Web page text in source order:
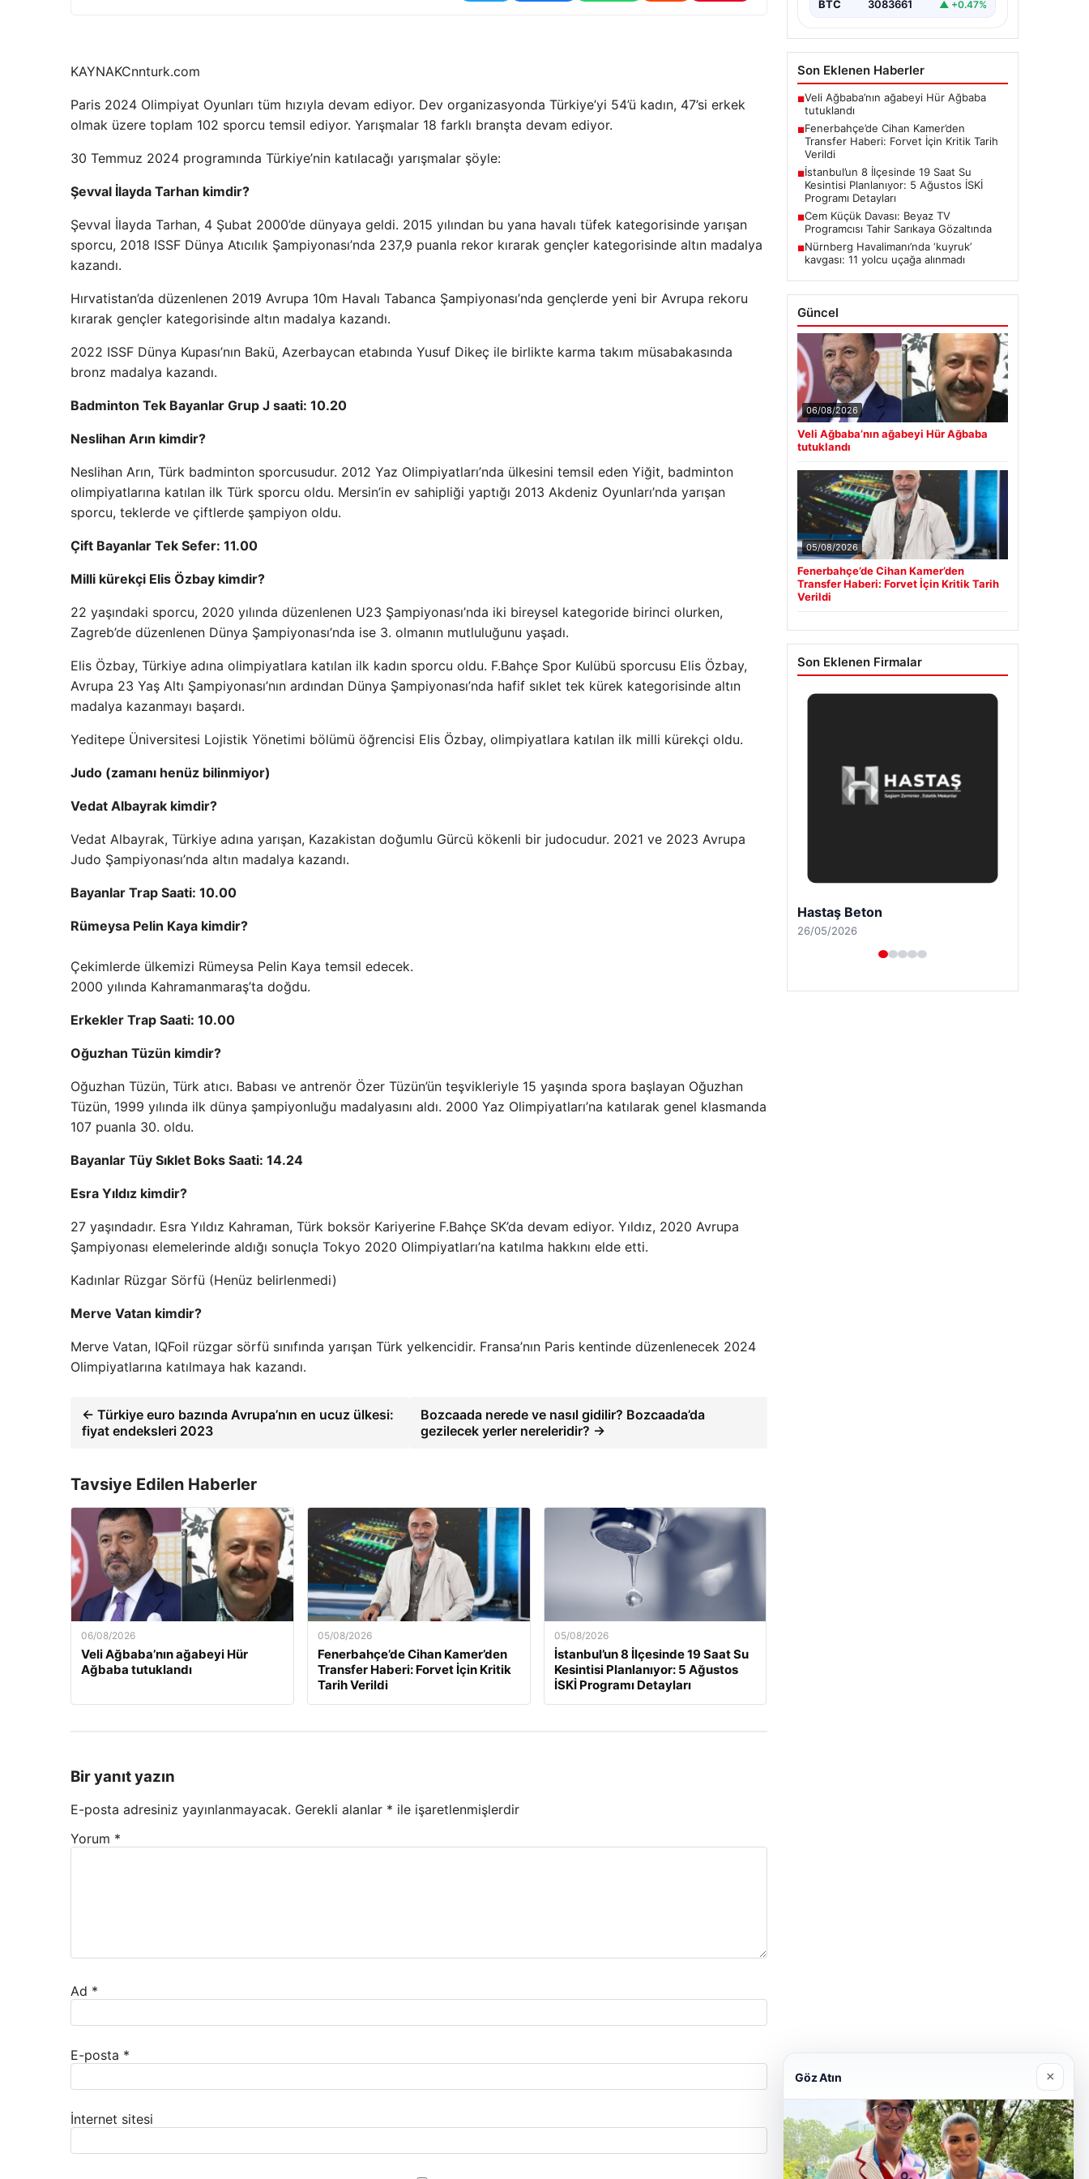
KAYNAKCnnturk.com
Paris 2024 Olimpiyat Oyunları tüm hızıyla devam ediyor. Dev organizasyonda Türkiye’yi 54’ü kadın, 47’si erkek
olmak üzere toplam 102 sporcu temsil ediyor. Yarışmalar 18 farklı branşta devam ediyor.
30 Temmuz 2024 programında Türkiye’nin katılacağı yarışmalar şöyle:
Şevval İlayda Tarhan kimdir?
Şevval İlayda Tarhan, 4 Şubat 2000’de dünyaya geldi. 2015 yılından bu yana havalı tüfek kategorisinde yarışan
sporcu, 2018 ISSF Dünya Atıcılık Şampiyonası’nda 237,9 puanla rekor kırarak gençler kategorisinde altın madalya
kazandı.
Hırvatistan’da düzenlenen 2019 Avrupa 10m Havalı Tabanca Şampiyonası’nda gençlerde yeni bir Avrupa rekoru
kırarak gençler kategorisinde altın madalya kazandı.
2022 ISSF Dünya Kupası’nın Bakü, Azerbaycan etabında Yusuf Dikeç ile birlikte karma takım müsabakasında
bronz madalya kazandı.
Badminton Tek Bayanlar Grup J saati: 10.20
Neslihan Arın kimdir?
Neslihan Arın, Türk badminton sporcusudur. 2012 Yaz Olimpiyatları’nda ülkesini temsil eden Yiğit, badminton
olimpiyatlarına katılan ilk Türk sporcu oldu. Mersin’in ev sahipliği yaptığı 2013 Akdeniz Oyunları’nda yarışan
sporcu, teklerde ve çiftlerde şampiyon oldu.
Çift Bayanlar Tek Sefer: 11.00
Milli kürekçi Elis Özbay kimdir?
22 yaşındaki sporcu, 2020 yılında düzenlenen U23 Şampiyonası’nda iki bireysel kategoride birinci olurken,
Zagreb’de düzenlenen Dünya Şampiyonası’nda ise 3. olmanın mutluluğunu yaşadı.
Elis Özbay, Türkiye adına olimpiyatlara katılan ilk kadın sporcu oldu. F.Bahçe Spor Kulübü sporcusu Elis Özbay,
Avrupa 23 Yaş Altı Şampiyonası’nın ardından Dünya Şampiyonası’nda hafif sıklet tek kürek kategorisinde altın
madalya kazanmayı başardı.
Yeditepe Üniversitesi Lojistik Yönetimi bölümü öğrencisi Elis Özbay, olimpiyatlara katılan ilk milli kürekçi oldu.
Judo (zamanı henüz bilinmiyor)
Vedat Albayrak kimdir?
Vedat Albayrak, Türkiye adına yarışan, Kazakistan doğumlu Gürcü kökenli bir judocudur. 2021 ve 2023 Avrupa
Judo Şampiyonası’nda altın madalya kazandı.
Bayanlar Trap Saati: 10.00
Rümeysa Pelin Kaya kimdir?
Çekimlerde ülkemizi Rümeysa Pelin Kaya temsil edecek.
2000 yılında Kahramanmaraş’ta doğdu.
Erkekler Trap Saati: 10.00
Oğuzhan Tüzün kimdir?
Oğuzhan Tüzün, Türk atıcı. Babası ve antrenör Özer Tüzün’ün teşvikleriyle 15 yaşında spora başlayan Oğuzhan
Tüzün, 1999 yılında ilk dünya şampiyonluğu madalyasını aldı. 2000 Yaz Olimpiyatları’na katılarak genel klasmanda
107 puanla 30. oldu.
Bayanlar Tüy Sıklet Boks Saati: 14.24
Esra Yıldız kimdir?
27 yaşındadır. Esra Yıldız Kahraman, Türk boksör Kariyerine F.Bahçe SK’da devam ediyor. Yıldız, 2020 Avrupa
Şampiyonası elemelerinde aldığı sonuçla Tokyo 2020 Olimpiyatları’na katılma hakkını elde etti.
Kadınlar Rüzgar Sörfü (Henüz belirlenmedi)
Merve Vatan kimdir?
Merve Vatan, IQFoil rüzgar sörfü sınıfında yarışan Türk yelkencidir. Fransa’nın Paris kentinde düzenlenecek 2024
Olimpiyatlarına katılmaya hak kazandı.
← Türkiye euro bazında Avrupa’nın en ucuz ülkesi:
fiyat endeksleri 2023
Bozcaada nerede ve nasıl gidilir? Bozcaada’da
gezilecek yerler nereleridir? →
Tavsiye Edilen Haberler
06/08/2026
Veli Ağbaba’nın ağabeyi Hür
Ağbaba tutuklandı
05/08/2026
Fenerbahçe’de Cihan Kamer’den
Transfer Haberi: Forvet İçin Kritik
Tarih Verildi
05/08/2026
İstanbul’un 8 İlçesinde 19 Saat Su
Kesintisi Planlanıyor: 5 Ağustos
İSKİ Programı Detayları
Bir yanıt yazın
E-posta adresiniz yayınlanmayacak. Gerekli alanlar * ile işaretlenmişlerdir
Yorum *
Ad *
E-posta *
İnternet sitesi
BTC 3083661 ▲ +0.47%
Son Eklenen Haberler
■Veli Ağbaba’nın ağabeyi Hür Ağbaba
tutuklandı
■Fenerbahçe’de Cihan Kamer’den
Transfer Haberi: Forvet İçin Kritik Tarih
Verildi
■İstanbul’un 8 İlçesinde 19 Saat Su
Kesintisi Planlanıyor: 5 Ağustos İSKİ
Programı Detayları
■Cem Küçük Davası: Beyaz TV
Programcısı Tahir Sarıkaya Gözaltında
■Nürnberg Havalimanı’nda ‘kuyruk’
kavgası: 11 yolcu uçağa alınmadı
Güncel
06/08/2026
Veli Ağbaba’nın ağabeyi Hür Ağbaba
tutuklandı
05/08/2026
Fenerbahçe’de Cihan Kamer’den
Transfer Haberi: Forvet İçin Kritik Tarih
Verildi
Son Eklenen Firmalar
Enes Kaplan Avukatlık Bürosu
28/04/2026
Göz Atın ×